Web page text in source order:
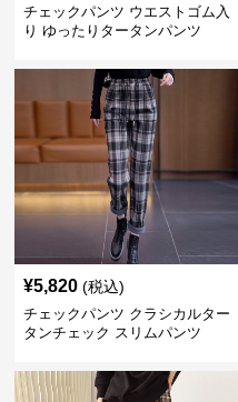
チェックパンツ ウエストゴム入
り ゆったりタータンパンツ
¥5,820 (税込)
チェックパンツ クラシカルター
タンチェック スリムパンツ